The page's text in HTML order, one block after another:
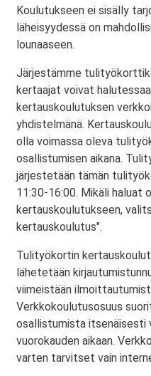
Koulutukseen ei sisälly
läheisyydessä on
lounaaseen.
Järjestämme
kertaajat voivat
kertauskoulutuksen
yhdistelmänä.
olla voimassa oleva
osallistumisen aikana.
järjestetään tämän
11:30-16:00. Mikäli haluat
kertauskoulutukseen,
kertauskoulutus".
Tulityökortin
lähetetään
viimeistään
Verkkokoulutusosuus
osallistumista itsenäisesti
vuorokauden aikaan.
varten tarvitset vain